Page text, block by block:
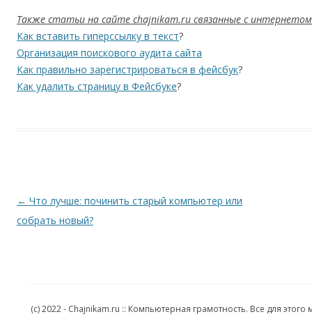
Также статьи на сайте chajnikam.ru связанные с
Как вставить гиперссылку в текст?
Организация поискового аудита сайта
Как правильно зарегистрироваться в фейсбук?
Как удалить страницу в Фейсбуке?
Навигация по записям
← Что лучше: починить старый компьютер или
собрать новый?
(c) 2022 - Chajnikam.ru :: Компьютерная грамотность. Все для